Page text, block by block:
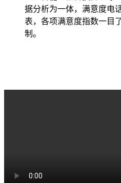
据分析为一体，满意度电
表，各项满意度指数一目
制。